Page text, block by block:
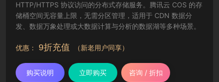
HTTP/HTTPS 协议访问的分布式存储服务。腾讯云 COS 的存
储桶空间无容量上限，无需分区管理，适用于 CDN 数据分
发、数据万象处理或大数据计算与分析的数据湖等多种场景。
优惠： 9折充值 （新老用户同享）
购买说明 立即购买 咨询 / 折扣